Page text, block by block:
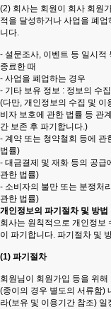
(2) 회사는 회원이 회사 회원
적을 달성하거나 사업을 폐
니다.
- 설문조사, 이벤트 등 일시적
종료한 때
- 사업을 폐업하는 경우
- 기타 보유 정보 : 정보의 수
(다만, 개인정보의 수집 및 이
비자 보호에 관한 법률 등 관
간 보존 후 파기합니다.)
- 계약 또는 청약철회 등에 관
법률)
- 대금결제 및 재화 등의 공급
관한 법률)
- 소비자의 불만 또는 분쟁처
관한 법률)
개인정보의 파기절차 및 방법
회사는 원칙적으로 개인정보
이 파기합니다. 파기절차 및
(1) 파기절차
회원님이 회원가입 등을 위
(종이의 경우 별도의 서류함)
라(보유 및 이용기간 참조)